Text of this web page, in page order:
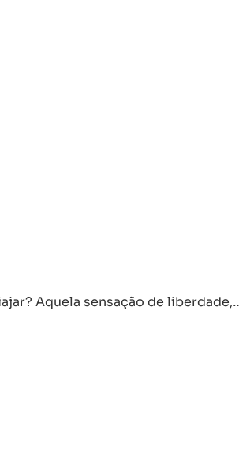
Aquela sensação de